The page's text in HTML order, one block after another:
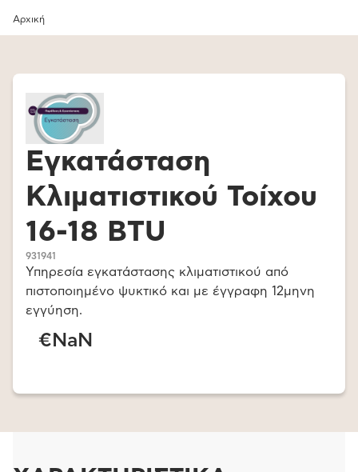
Αρχική
Εγκατάσταση
Κλιματιστικού Τοίχου
16-18 BTU
931941
Υπηρεσία εγκατάστασης κλιματιστικού από
πιστοποιημένο ψυκτικό και με έγγραφη 12μηνη
εγγύηση.
€NaN